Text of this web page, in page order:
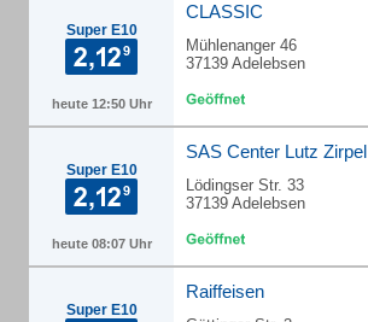
Super E10
heute 12:50 Uhr
CLASSIC
Mühlenanger 46
37139 Adelebsen
Super E10
heute 08:07 Uhr
SAS Center Lutz Zirpel
Lödingser Str. 33
37139 Adelebsen
Super E10
Raiffeisen